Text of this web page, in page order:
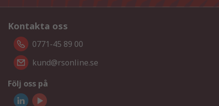
Kontakta oss
0771-45 89 00
kund@rsonline.se
Följ oss på